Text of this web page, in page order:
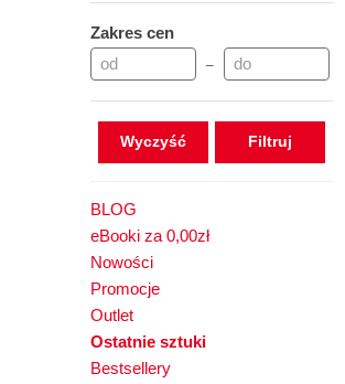
Zakres cen
–
Wyczyść
BLOG
eBooki za 0,00zł
Nowości
Promocje
Outlet
Ostatnie sztuki
Bestsellery